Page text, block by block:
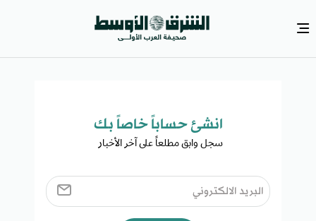
انشئ حساباً خاصاً بك​
سجل وابق مطلعاً على آخر الأخبار ​